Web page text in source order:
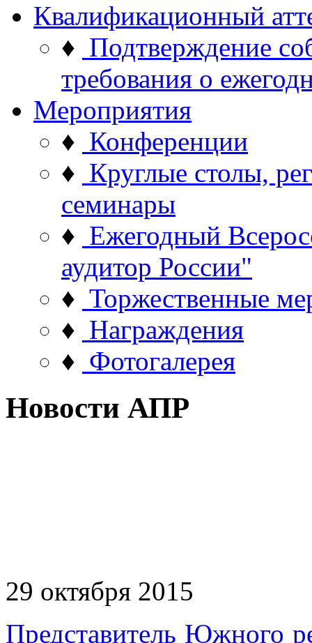
Квалификационный
♦ Подтверждение
требования о
Мероприятия
♦ Конференции
♦ Круглые столы,
семинары
♦ Ежегодный
аудитор России"
♦ Торжественные
♦ Награждения
♦ Фотогалерея
Новости АПР
29 октября 2015
Представитель Южного